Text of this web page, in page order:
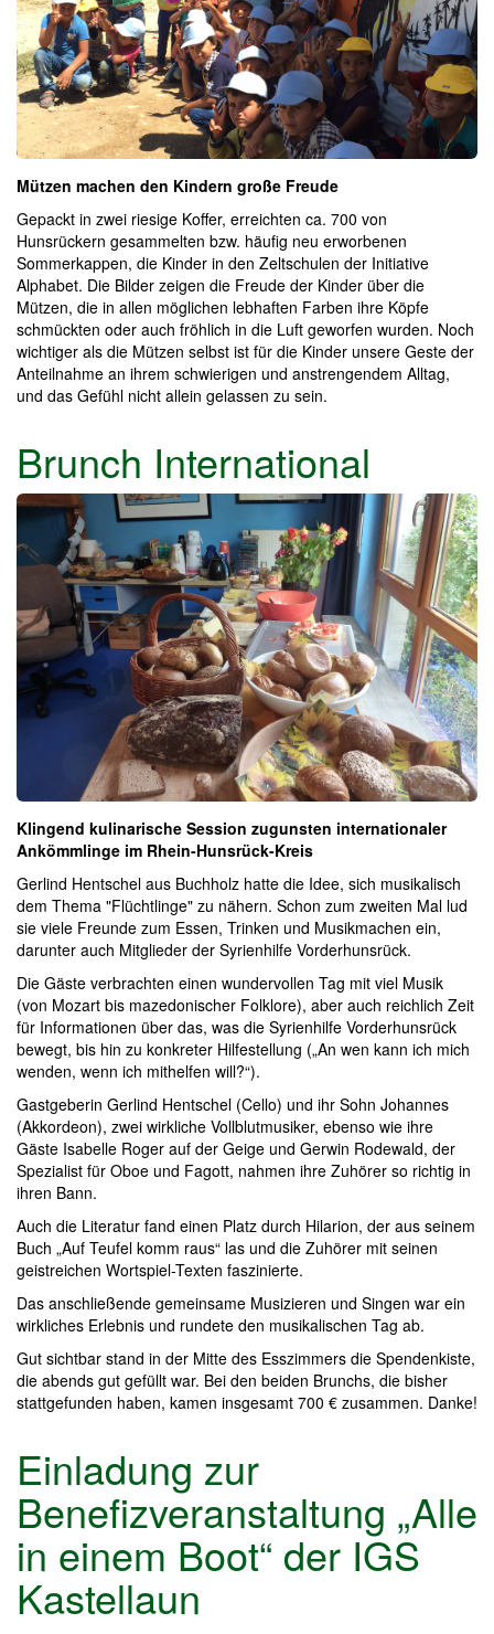
Mützen machen den Kindern große Freude
Gepackt in zwei riesige Koffer, erreichten ca. 700 von
Hunsrückern gesammelten bzw. häufig neu erworbenen
Sommerkappen, die Kinder in den Zeltschulen der Initiative
Alphabet. Die Bilder zeigen die Freude der Kinder über die
Mützen, die in allen möglichen lebhaften Farben ihre Köpfe
schmückten oder auch fröhlich in die Luft geworfen wurden. Noch
wichtiger als die Mützen selbst ist für die Kinder unsere Geste der
Anteilnahme an ihrem schwierigen und anstrengendem Alltag,
und das Gefühl nicht allein gelassen zu sein.
Brunch International
Klingend kulinarische Session zugunsten internationaler
Ankömmlinge im Rhein-Hunsrück-Kreis
Gerlind Hentschel aus Buchholz hatte die Idee, sich musikalisch
dem Thema "Flüchtlinge" zu nähern. Schon zum zweiten Mal lud
sie viele Freunde zum Essen, Trinken und Musikmachen ein,
darunter auch Mitglieder der Syrienhilfe Vorderhunsrück.
Die Gäste verbrachten einen wundervollen Tag mit viel Musik
(von Mozart bis mazedonischer Folklore), aber auch reichlich Zeit
für Informationen über das, was die Syrienhilfe Vorderhunsrück
bewegt, bis hin zu konkreter Hilfestellung („An wen kann ich mich
wenden, wenn ich mithelfen will?“).
Gastgeberin Gerlind Hentschel (Cello) und ihr Sohn Johannes
(Akkordeon), zwei wirkliche Vollblutmusiker, ebenso wie ihre
Gäste Isabelle Roger auf der Geige und Gerwin Rodewald, der
Spezialist für Oboe und Fagott, nahmen ihre Zuhörer so richtig in
ihren Bann.
Auch die Literatur fand einen Platz durch Hilarion, der aus seinem
Buch „Auf Teufel komm raus“ las und die Zuhörer mit seinen
geistreichen Wortspiel-Texten faszinierte.
Das anschließende gemeinsame Musizieren und Singen war ein
wirkliches Erlebnis und rundete den musikalischen Tag ab.
Gut sichtbar stand in der Mitte des Esszimmers die Spendenkiste,
die abends gut gefüllt war. Bei den beiden Brunchs, die bisher
stattgefunden haben, kamen insgesamt 700 € zusammen. Danke!
Einladung zur
Benefizveranstaltung „Alle
in einem Boot“ der IGS
Kastellaun